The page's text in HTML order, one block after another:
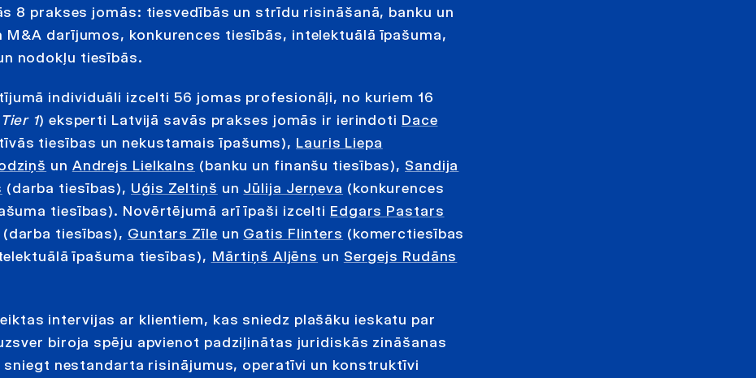
8 prakses jomās: tiesvedībās un strīdu risināšanā, banku un
darījumos, konkurences tiesībās, intelektuālā īpašuma,
nodokļu tiesībās.
individuāli izcelti 56 jomas profesionāļi, no kuriem 16
Tier 1) eksperti Latvijā savās prakses jomās ir ierindoti Dace
tiesības un nekustamais īpašums), Lauris Liepa
un Andrejs Lielkalns (banku un finanšu tiesības), Sandija
(darba tiesības), Uģis Zeltiņš un Jūlija Jerņeva (konkurences
tiesības). Novērtējumā arī īpaši izcelti Edgars Pastars
(darba tiesības), Guntars Zīle un Gatis Flinters (komerctiesības
īpašuma tiesības), Mārtiņš Aljēns un Sergejs Rudāns
intervijas ar klientiem, kas sniedz plašāku ieskatu par
biroja spēju apvienot padziļinātas juridiskās zināšanas
nestandarta risinājumus, operatīvi un konstruktīvi